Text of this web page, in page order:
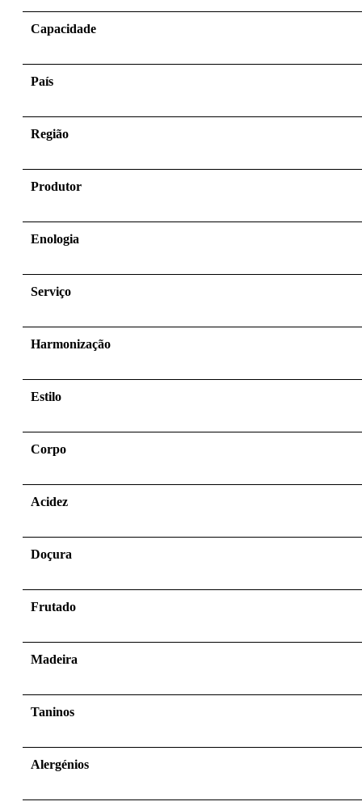
Capacidade
País
Região
Produtor
Enologia
Serviço
Harmonização
Estilo
Corpo
Acidez
Doçura
Frutado
Madeira
Taninos
Alergénios